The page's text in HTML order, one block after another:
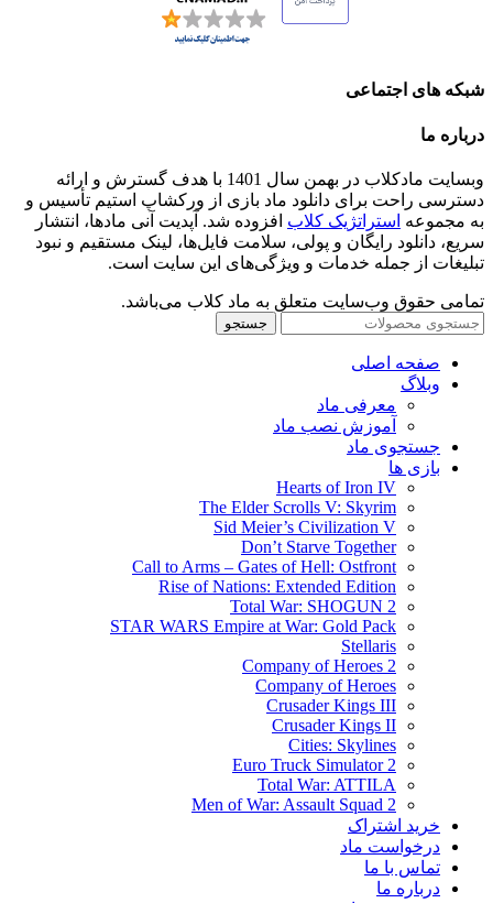
شبکه های اجتماعی
درباره ما
وبسایت مادکلاب در بهمن سال 1401 با هدف گسترش و ارائه
دسترسی راحت برای دانلود ماد بازی از ورکشاپ استیم تأسیس و
به مجموعه استراتژیک کلاب افزوده شد. آپدیت آنی مادها، انتشار
سریع، دانلود رایگان و پولی، سلامت فایل‌ها، لینک مستقیم و نبود
تبلیغات از جمله خدمات و ویژگی‌های این سایت است.
تمامی حقوق وب‌سایت متعلق به ماد کلاب می‌باشد.
جستجو
صفحه اصلی
وبلاگ
معرفی ماد
آموزش نصب ماد
جستجوی ماد
بازی ها
Hearts of Iron IV
The Elder Scrolls V: Skyrim
Sid Meier’s Civilization V
Don’t Starve Together
Call to Arms – Gates of Hell: Ostfront
Rise of Nations: Extended Edition
Total War: SHOGUN 2
STAR WARS Empire at War: Gold Pack
Stellaris
Company of Heroes 2
Company of Heroes
Crusader Kings III
Crusader Kings II
Cities: Skylines
Euro Truck Simulator 2
Total War: ATTILA
Men of War: Assault Squad 2
خرید اشتراک
درخواست ماد
تماس با ما
درباره ما